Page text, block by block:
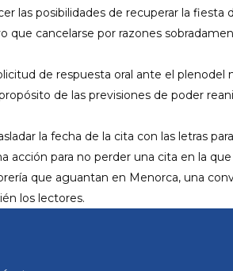
las posibilidades de recuperar la fiesta
que cancelarse por razones
de respuesta oral ante el plenodel
de las previsiones de poder
la fecha de la cita con las letras
acción para no perder una cita en la que
que aguantan en Menorca, una
los lectores.